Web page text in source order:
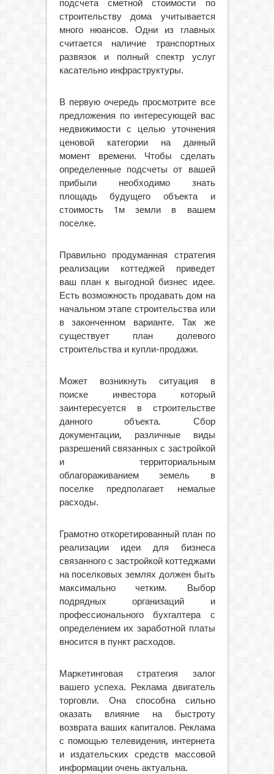
подсчета сметной стоимости по
строительству дома учитывается
много нюансов. Одни из главных
считается наличие транспортных
развязок и полный спектр услуг
касательно инфраструктуры.
В первую очередь просмотрите все
предложения по интересующей вас
недвижимости с целью уточнения
ценовой категории на данный
момент времени. Чтобы сделать
определенные подсчеты от вашей
прибыли необходимо знать
площадь будущего объекта и
стоимость 1м земли в вашем
поселке.
Правильно продуманная стратегия
реализации коттеджей приведет
ваш план к выгодной бизнес идее.
Есть возможность продавать дом на
начальном этапе строительства или
в законченном варианте. Так же
существует план долевого
строительства и купли-продажи.
Может возникнуть ситуация в
поиске инвестора который
заинтересуется в строительстве
данного объекта. Сбор
документации, различные виды
разрешений связанных с застройкой
и территориальным
облагораживанием земель в
поселке предполагает немалые
расходы.
Грамотно откоретированный план по
реализации идеи для бизнеса
связанного с застройкой коттеджами
на поселковых землях должен быть
максимально четким. Выбор
подрядных организаций и
профессионального бухгалтера с
определением их заработной платы
вносится в пункт расходов.
Маркетинговая стратегия залог
вашего успеха. Реклама двигатель
торговли. Она способна сильно
оказать влияние на быстроту
возврата ваших капиталов. Реклама
с помощью телевидения, интернета
и издательских средств массовой
информации очень актуальна.